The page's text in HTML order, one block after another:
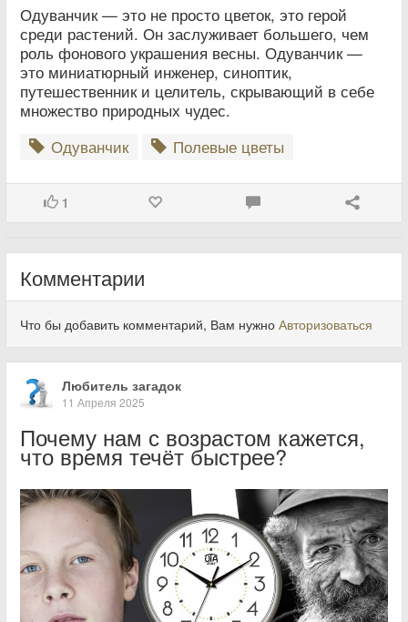
Одуванчик — это не просто цветок, это герой
среди растений. Он заслуживает большего, чем
роль фонового украшения весны. Одуванчик —
это миниатюрный инженер, синоптик,
путешественник и целитель, скрывающий в себе
множество природных чудес.
Одуванчик
Полевые цветы
1
Комментарии
Что бы добавить комментарий, Вам нужно Авторизоваться
Любитель загадок
11 Апреля 2025
Почему нам с возрастом кажется,
что время течёт быстрее?